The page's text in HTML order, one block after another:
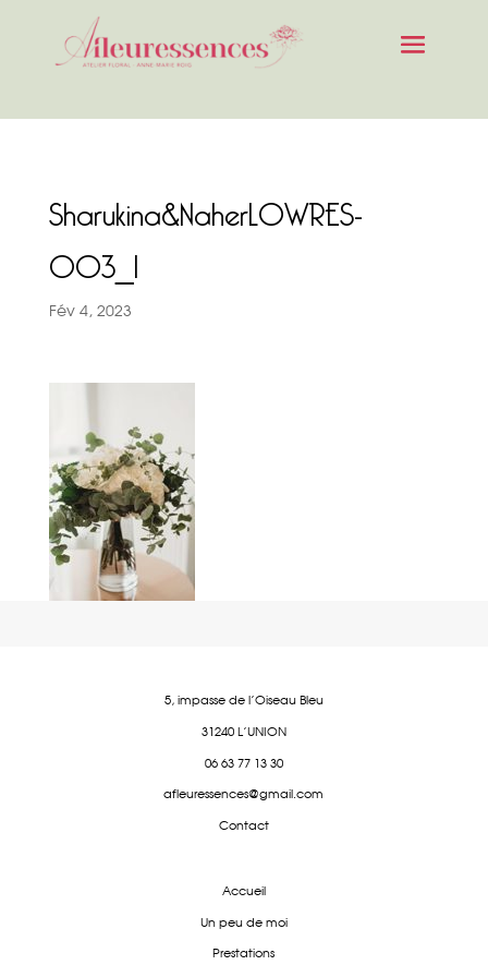
Sharukina&NaherLOWRES-
003_1
Fév 4, 2023
5, impasse de l'Oiseau Bleu
31240 L'UNION
06 63 77 13 30
afleuressences@gmail.com
Contact
Accueil
Un peu de moi
Prestations